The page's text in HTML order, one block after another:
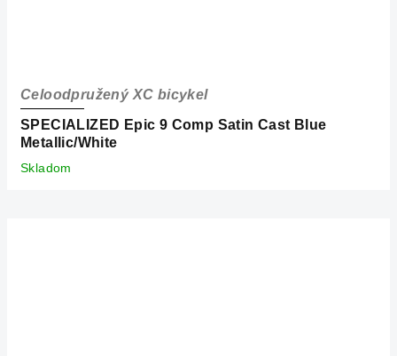
SPECIALIZED Epic 9 Comp Satin Cast Blue
Metallic/White
Celoodpružený XC bicykel
Skladom